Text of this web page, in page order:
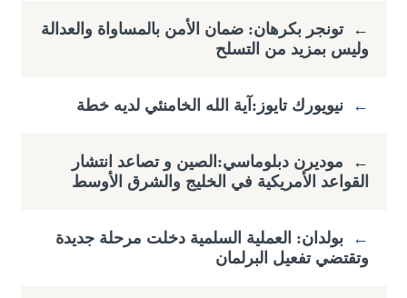
← تونجر بكرهان: ضمان الأمن بالمساواة والعدالة
وليس بمزيد من التسلح
← نيويورك تايوز:آية الله الخامنئي لديه خطة
←
موديرن دبلوماسي:الصين و تصاعد انتشار
القواعد الأمريكية في الخليج والشرق الأوسط
←
بولدان: العملية السلمية دخلت مرحلة جديدة
وتقتضي ​تفعيل البرلمان